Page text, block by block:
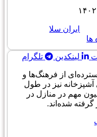
ایران سلا
ها
لینکدین تلگرام
از فرهنگ‌ها و
آشپزخانه نیز در طول
مهم در منازل در
گرفته شده‌اند.